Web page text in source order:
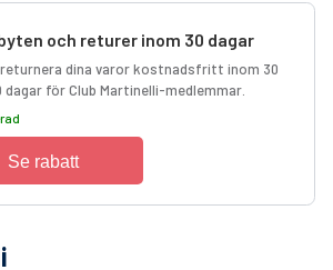
och returer inom 30 dagar
dina varor kostnadsfritt inom 30
dagar för Club Martinelli-medlemmar.
Se rabatt